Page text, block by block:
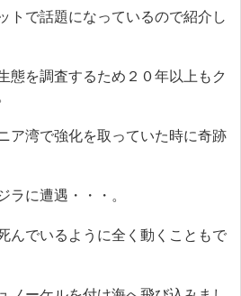
トで話題になっているので紹介し
態を調査するため２０年以上もク
ア湾で強化を取っていた時に奇跡
に遭遇・・・。
んでいるように全く動くこともで